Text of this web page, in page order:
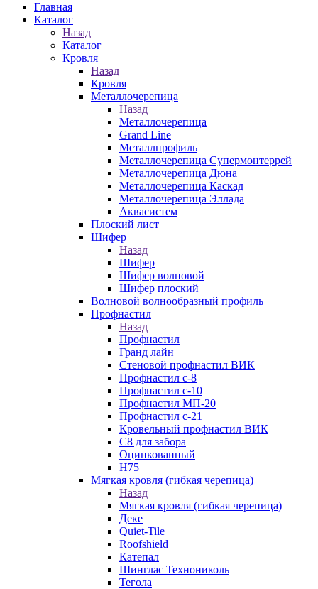
Главная
Каталог
Назад
Каталог
Кровля
Назад
Кровля
Металлочерепица
Назад
Металлочерепица
Grand Line
Металлпрофиль
Металлочерепица Супермонтеррей
Металлочерепица Дюна
Металлочерепица Каскад
Металлочерепица Эллада
Аквасистем
Плоский лист
Шифер
Назад
Шифер
Шифер волновой
Шифер плоский
Волновой волнообразный профиль
Профнастил
Назад
Профнастил
Гранд лайн
Стеновой профнастил ВИК
Профнастил с-8
Профнастил с-10
Профнастил МП-20
Профнастил с-21
Кровельный профнастил ВИК
С8 для забора
Оцинкованный
Н75
Мягкая кровля (гибкая черепица)
Назад
Мягкая кровля (гибкая черепица)
Деке
Quiet-Tile
Roofshield
Катепал
Шинглас Технониколь
Тегола